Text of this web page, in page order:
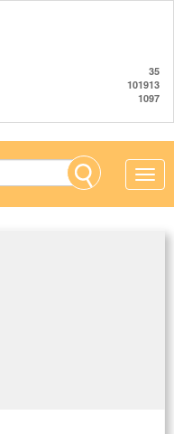
35
101913
1097
Toggle